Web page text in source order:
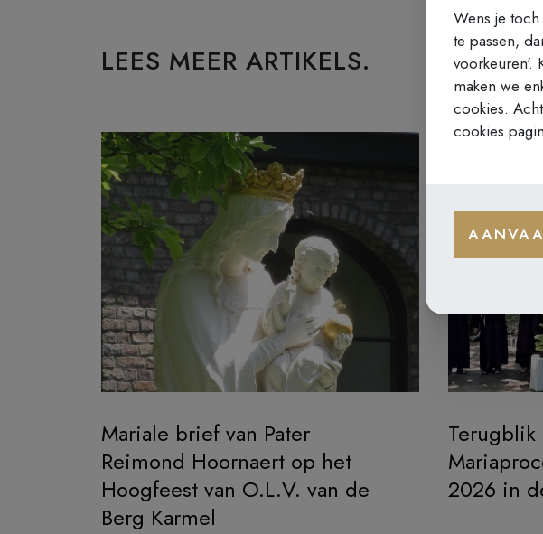
LEES MEER ARTIKELS.
Mariale brief van Pater
Reimond Hoornaert op het
Hoogfeest van O.L.V. van de
Berg Karmel
2026 in
Wens je
te passen,
voorkeuren'.
maken we
cookies.
cookies